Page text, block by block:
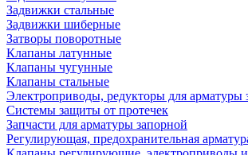
Задвижки стальные
Задвижки шиберные
Затворы поворотные
Клапаны латунные
Клапаны чугунные
Клапаны стальные
Электроприводы, редукторы для арматуры
Системы защиты от протечек
Запчасти для арматуры запорной
Регулирующая, предохранительная